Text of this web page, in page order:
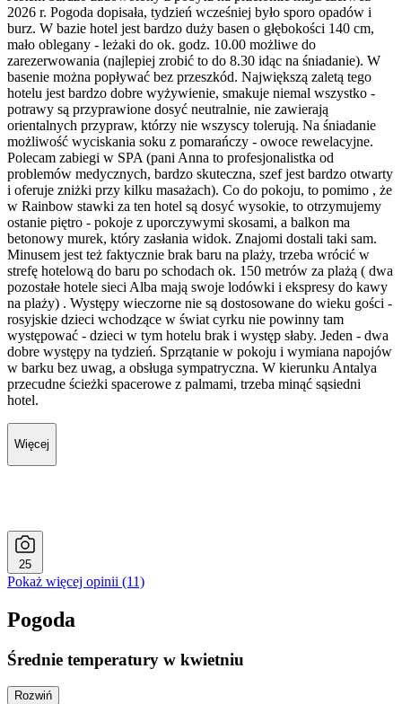
2026 r. Pogoda dopisała, tydzień wcześniej było sporo opadów i
burz. W bazie hotel jest bardzo duży basen o głębokości 140 cm,
mało oblegany - leżaki do ok. godz. 10.00 możliwe do
zarezerwowania (najlepiej zrobić to do 8.30 idąc na śniadanie). W
basenie można popływać bez przeszkód. Największą zaletą tego
hotelu jest bardzo dobre wyżywienie, smakuje niemal wszystko -
potrawy są przyprawione dosyć neutralnie, nie zawierają
orientalnych przypraw, którzy nie wszyscy tolerują. Na śniadanie
możliwość wyciskania soku z pomarańczy - owoce rewelacyjne.
Polecam zabiegi w SPA (pani Anna to profesjonalistka od
problemów medycznych, bardzo skuteczna, szef jest bardzo otwarty
i oferuje zniżki przy kilku masażach). Co do pokoju, to pomimo , że
w Rainbow stawki za ten hotel są dosyć wysokie, to otrzymujemy
ostanie piętro - pokoje z uporczywymi skosami, a balkon ma
betonowy murek, który zasłania widok. Znajomi dostali taki sam.
Minusem jest też faktycznie brak baru na plaży, trzeba wrócić w
strefę hotelową do baru po schodach ok. 150 metrów za plażą ( dwa
pozostałe hotele sieci Alba mają swoje lodówki i ekspresy do kawy
na plaży) . Występy wieczorne nie są dostosowane do wieku gości -
rosyjskie dzieci wchodzące w świat cyrku nie powinny tam
występować - dzieci w tym hotelu brak i występ słaby. Jeden - dwa
dobre występy na tydzień. Sprzątanie w pokoju i wymiana napojów
w barku bez uwag, a obsługa sympatryczna. W kierunku Antalya
przecudne ścieżki spacerowe z palmami, trzeba minąć sąsiedni
hotel.
Więcej
25
Pokaż więcej opinii (11)
Pogoda
Średnie temperatury w kwietniu
Rozwiń